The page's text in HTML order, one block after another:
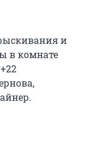
и
в комнате